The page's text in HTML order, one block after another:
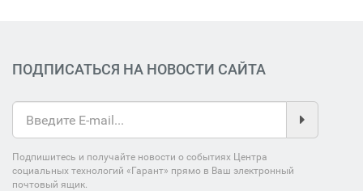
ПОДПИСАТЬСЯ НА НОВОСТИ САЙТА
Подпишитесь и получайте новости о событиях Центра
социальных технологий «Гарант» прямо в Ваш электронный
почтовый ящик.